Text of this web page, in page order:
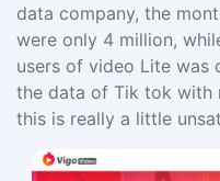
data company, the
were only 4 million,
users of video Lite was
the data of Tik tok with
this is really a little